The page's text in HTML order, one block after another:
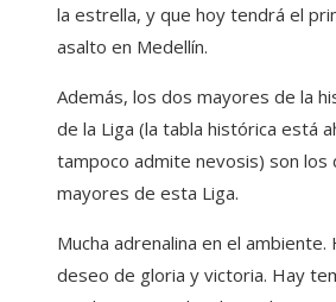
la estrella, y que hoy tendrá el
asalto en Medellín.
Además, los dos mayores de la
de la Liga (la tabla histórica está
tampoco admite nevosis) son los
mayores de esta Liga.
Mucha adrenalina en el ambiente.
deseo de gloria y victoria. Hay